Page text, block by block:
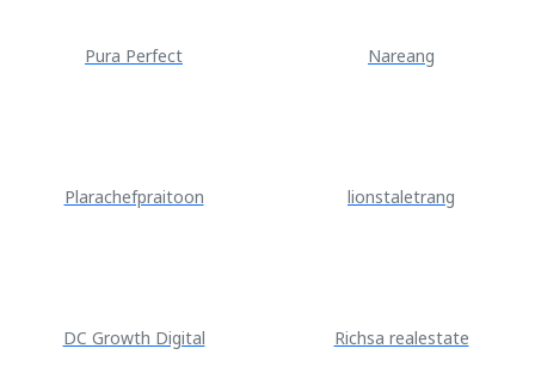
Pura Perfect Nareang
Plarachefpraitoon lionstaletrang
DC Growth Digital Richsa realestate